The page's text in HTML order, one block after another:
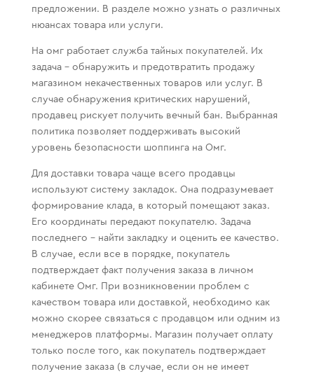
предложении. В разделе можно узнать о различных
нюансах товара или услуги.
На омг работает служба тайных покупателей. Их
задача – обнаружить и предотвратить продажу
магазином некачественных товаров или услуг. В
случае обнаружения критических нарушений,
продавец рискует получить вечный бан. Выбранная
политика позволяет поддерживать высокий
уровень безопасности шоппинга на Омг.
Для доставки товара чаще всего продавцы
используют систему закладок. Она подразумевает
формирование клада, в который помещают заказ.
Его координаты передают покупателю. Задача
последнего – найти закладку и оценить ее качество.
В случае, если все в порядке, покупатель
подтверждает факт получения заказа в личном
кабинете Омг. При возникновении проблем с
качеством товара или доставкой, необходимо как
можно скорее связаться с продавцом или одним из
менеджеров платформы. Магазин получает оплату
только после того, как покупатель подтверждает
получение заказа (в случае, если он не имеет